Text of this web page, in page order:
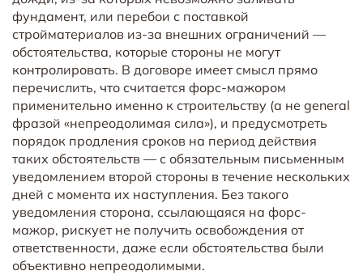
фундамент, или перебои с поставкой
стройматериалов из-за внешних ограничений —
обстоятельства, которые стороны не могут
контролировать. В договоре имеет смысл прямо
перечислить, что считается форс-мажором
применительно именно к строительству (а не general
фразой «непреодолимая сила»), и предусмотреть
порядок продления сроков на период действия
таких обстоятельств — с обязательным письменным
уведомлением второй стороны в течение нескольких
дней с момента их наступления. Без такого
уведомления сторона, ссылающаяся на форс-
мажор, рискует не получить освобождения от
ответственности, даже если обстоятельства были
объективно непреодолимыми.